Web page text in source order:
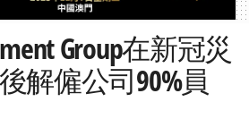
Group在新冠災
解僱公司90%員